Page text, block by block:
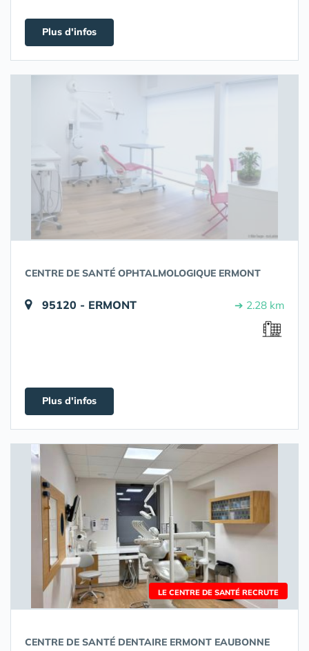
Plus d'infos
CENTRE DE SANTÉ OPHTALMOLOGIQUE ERMONT
95120 - ERMONT ➔ 2.28 km
Plus d'infos
LE CENTRE DE SANTÉ RECRUTE
CENTRE DE SANTÉ DENTAIRE ERMONT EAUBONNE